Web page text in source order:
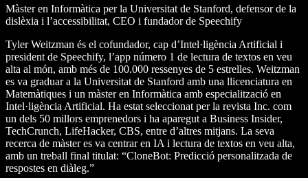
Màster en Informàtica per la Universitat de Stanford, defensor de la
dislèxia i l’accessibilitat, CEO i fundador de Speechify
Tyler Weitzman és el cofundador, cap d’Intel·ligència Artificial i
president de Speechify, l’app número 1 de lectura de textos en veu
alta al món, amb més de 100.000 ressenyes de 5 estrelles. Weitzman
es va graduar a la Universitat de Stanford amb una llicenciatura en
Matemàtiques i un màster en Informàtica amb especialització en
Intel·ligència Artificial. Ha estat seleccionat per la revista Inc. com
un dels 50 millors emprenedors i ha aparegut a Business Insider,
TechCrunch, LifeHacker, CBS, entre d’altres mitjans. La seva
recerca de màster es va centrar en IA i lectura de textos en veu alta,
amb un treball final titulat: “CloneBot: Predicció personalitzada de
respostes en diàleg.”